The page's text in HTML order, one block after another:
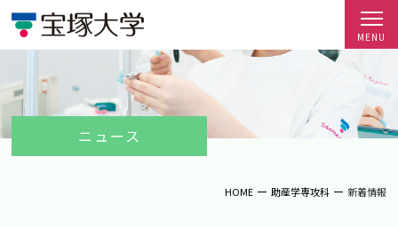
ニュース
HOME 助産学専攻科 新着情報